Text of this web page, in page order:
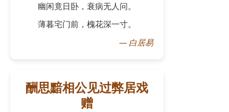
幽闲竟日卧，衰病无人问。
薄暮宅门前，槐花深一寸。
— 白居易
酬思黯相公见过弊居戏
赠